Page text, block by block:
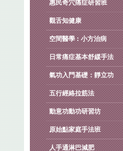
惠民奇穴痛症研習班
觀舌知健康
空間醫學 : 小方治病
日常痛症基本舒緩手法
氣功入門基礎：靜立功
五行經絡拉筋法
動意功動功研習坊
原始點家庭手法班
人手通淋巴減肥